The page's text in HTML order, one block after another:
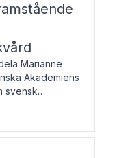
Marianne
Akademiens
svensk
av Carl Gabriel